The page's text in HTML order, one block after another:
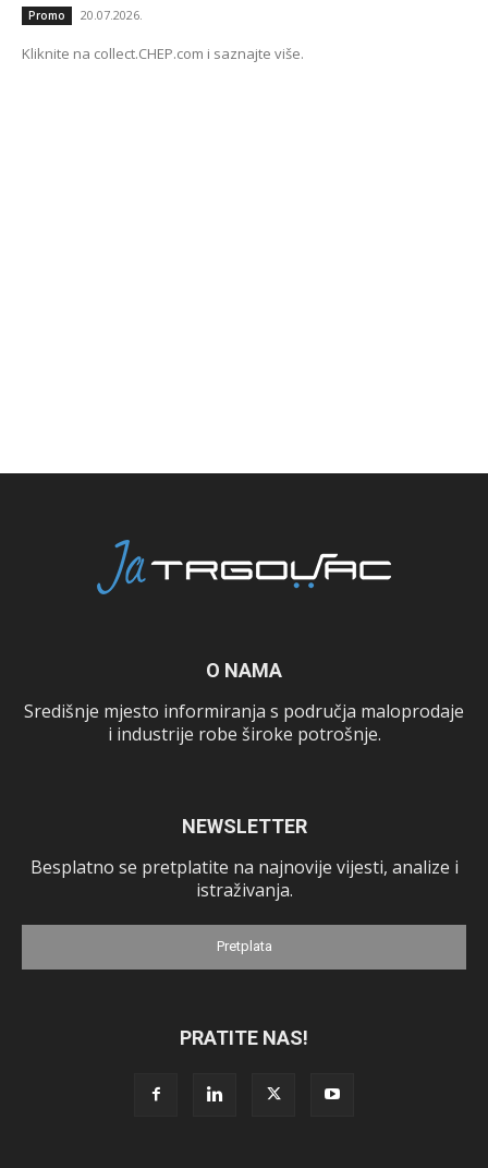
Promo 20.07.2026.
Kliknite na collect.CHEP.com i saznajte više.
O NAMA
Središnje mjesto informiranja s područja maloprodaje
i industrije robe široke potrošnje.
NEWSLETTER
Besplatno se pretplatite na najnovije vijesti, analize i
istraživanja.
Pretplata
PRATITE NAS!